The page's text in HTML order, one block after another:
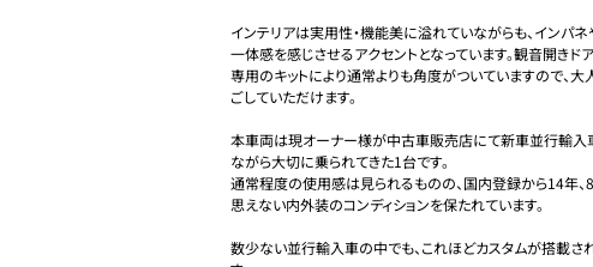
インテリアは実用性・機能美に溢れていながらも、インパ
一体感を感じさせるアクセントとなっています。観音開きド
専用のキットにより通常よりも角度がついていますので、
ごしていただけます。
本車両は現オーナー様が中古車販売店にて新車並行輸入
ながら大切に乗られてきた1台です。
通常程度の使用感は見られるものの、国内登録から14年
思えない内外装のコンディションを保たれています。
数少ない並行輸入車の中でも、これほどカスタムが搭載